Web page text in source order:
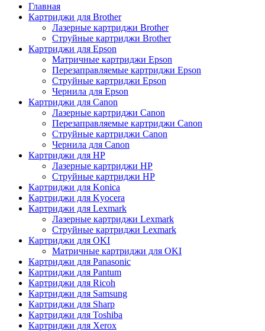
Главная
Картриджи для Brother
Лазерные картриджи Brother
Струйные картриджи Brother
Картриджи для Epson
Матричные картриджи Epson
Перезаправляемые картриджи Epson
Струйные картриджи Epson
Чернила для Epson
Картриджи для Canon
Лазерные картриджи Canon
Перезаправляемые картриджи Canon
Струйные картриджи Canon
Чернила для Canon
Картриджи для HP
Лазерные картриджи HP
Струйные картриджи HP
Картриджи для Konica
Картриджи для Kyocera
Картриджи для Lexmark
Лазерные картриджи Lexmark
Струйные картриджи Lexmark
Картриджи для OKI
Матричные картриджи для OKI
Картриджи для Panasonic
Картриджи для Pantum
Картриджи для Ricoh
Картриджи для Samsung
Картриджи для Sharp
Картриджи для Toshiba
Картриджи для Xerox